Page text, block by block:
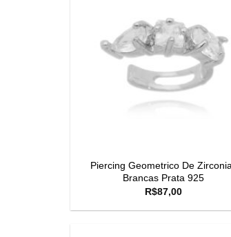
Piercing Geometrico De
Brancas Prata 925
R$87,00